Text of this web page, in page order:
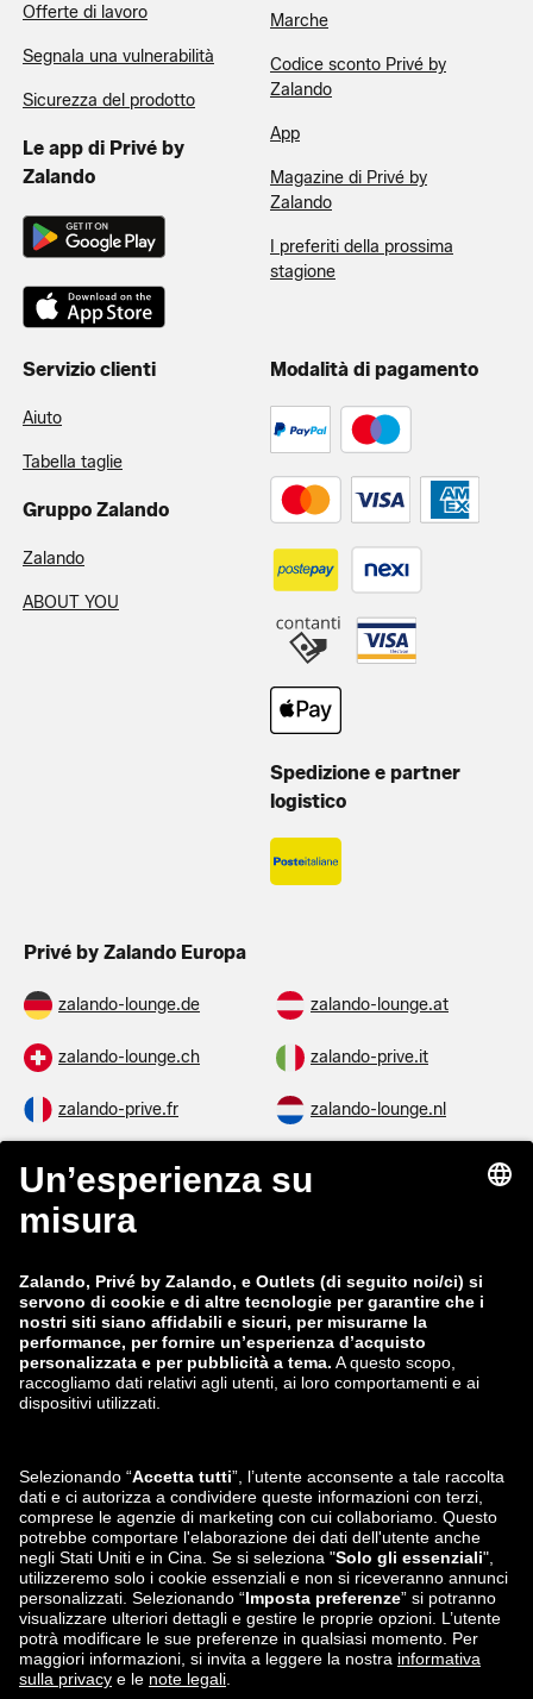
Offerte di lavoro
Segnala una vulnerabilità
Sicurezza del prodotto
Le app di Privé by
Zalando
Marche
Codice sconto Privé by
Zalando
App
Magazine di Privé by
Zalando
I preferiti della prossima
stagione
Servizio clienti
Aiuto
Tabella taglie
Gruppo Zalando
Zalando
ABOUT YOU
Modalità di pagamento
Spedizione e partner
logistico
Privé by Zalando Europa
zalando-lounge.de zalando-lounge.at
zalando-lounge.ch zalando-prive.it
zalando-prive.fr zalando-lounge.nl
zalando-lounge.be
zalando-lounge.fi
zalando-prive.es zalando-lounge.cz
zalando-lounge.lt zalando-lounge.sk
zalando-lounge.si zalando-lounge.hu
zalando-lounge.lu zalando-lounge.ee
zalando-lounge.lv zalando-lounge.no
Seguici su